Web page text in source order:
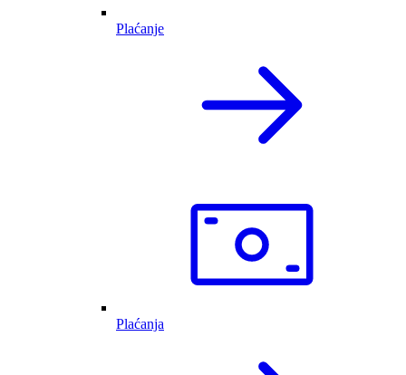
Plaćanje
Plaćanja